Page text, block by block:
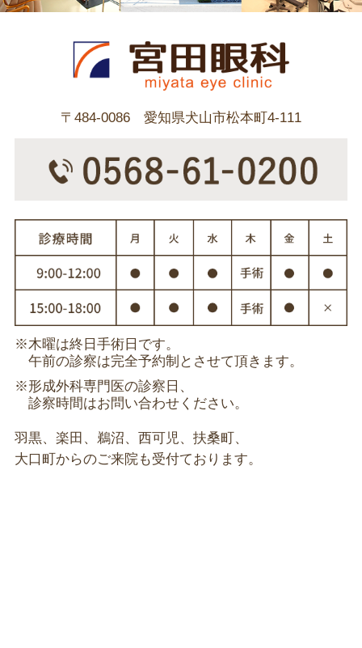
〒484-0086 愛知県犬山市松本町4-111
※木曜は終日手術日です。
午前の診察は完全予約制とさせて頂きます。
※形成外科専門医の診察日、
診察時間はお問い合わせください。
羽黒、楽田、鵜沼、西可児、扶桑町、
大口町からのご来院も受付ております。